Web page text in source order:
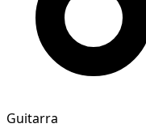
Guitarra